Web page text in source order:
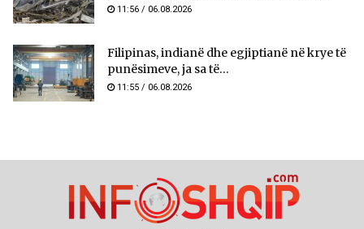
11:56 / 06.08.2026
Filipinas, indianë dhe egjiptianë në krye të
punësimeve, ja sa të...
11:55 / 06.08.2026